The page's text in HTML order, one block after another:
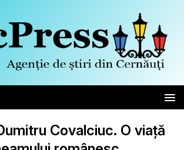
Covalciuc. O viață